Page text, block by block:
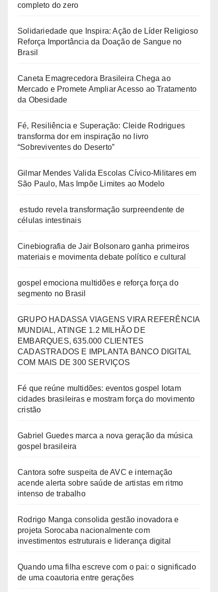
d
o
completo do zero
Solidariedade que Inspira: Ação de Líder Religioso
Reforça Importância da Doação de Sangue no
Brasil
Caneta Emagrecedora Brasileira Chega ao
Mercado e Promete Ampliar Acesso ao Tratamento
da Obesidade
Fé, Resiliência e Superação: Cleide Rodrigues
transforma dor em inspiração no livro
“Sobreviventes do Deserto”
Gilmar Mendes Valida Escolas Cívico-Militares em
São Paulo, Mas Impõe Limites ao Modelo
estudo revela transformação surpreendente de
células intestinais
Cinebiografia de Jair Bolsonaro ganha primeiros
materiais e movimenta debate político e cultural
gospel emociona multidões e reforça força do
segmento no Brasil
GRUPO HADASSA VIAGENS VIRA REFERÊNCIA
MUNDIAL, ATINGE 1.2 MILHÃO DE
EMBARQUES, 635.000 CLIENTES
CADASTRADOS E IMPLANTA BANCO DIGITAL
COM MAIS DE 300 SERVIÇOS
Fé que reúne multidões: eventos gospel lotam
cidades brasileiras e mostram força do movimento
cristão
Gabriel Guedes marca a nova geração da música
gospel brasileira
Cantora sofre suspeita de AVC e internação
acende alerta sobre saúde de artistas em ritmo
intenso de trabalho
Rodrigo Manga consolida gestão inovadora e
projeta Sorocaba nacionalmente com
investimentos estruturais e liderança digital
Quando uma filha escreve com o pai: o significado
de uma coautoria entre gerações